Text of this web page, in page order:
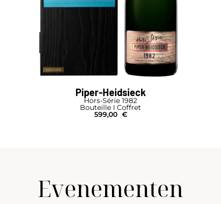
Piper-Heidsieck
Hors-Série 1982
Bouteille I Coffret
599,00 €
Evenementen